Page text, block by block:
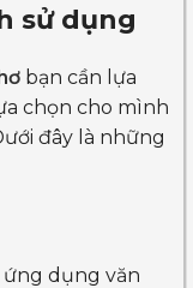
sử dụng
bạn cần lựa
chọn cho mình
đây là những
dụng văn